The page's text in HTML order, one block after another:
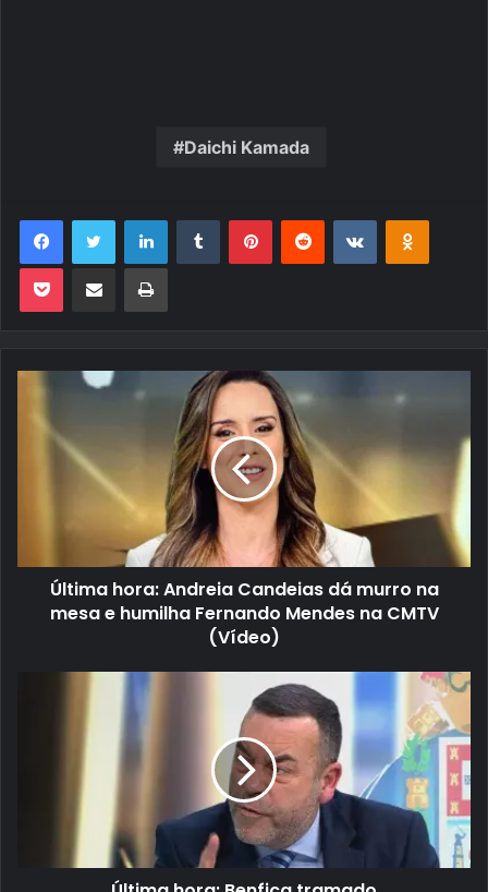
Daichi Kamada
FacebookTwitter LinkedinTumblr PinterestReddit VK OK
Pocket Compartilhar via e-mail Imprimir
Última hora: Andreia Candeias dá murro na
mesa e humilha Fernando Mendes na CMTV
(Vídeo)